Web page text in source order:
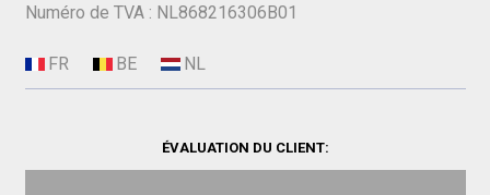
Numéro de TVA : NL868216306B01
ÉVALUATION DU CLIENT: